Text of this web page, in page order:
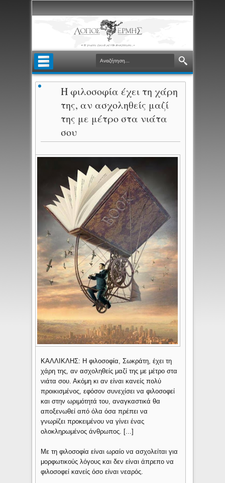
Η φιλοσοφία έχει τη χάρη
της, αν ασχοληθείς μαζί
της με μέτρο στα νιάτα
σου
ΚΑΛΛΙΚΛΗΣ: Η φιλοσοφία, Σωκράτη, έχει τη
χάρη της, αν ασχοληθείς μαζί της με μέτρο στα
νιάτα σου. Ακόμη κι αν είναι κανείς πολύ
προικισμένος, εφόσον συνεχίσει να φιλοσοφεί
και στην ωριμότητά του, αναγκαστικά θα
αποξενωθεί από όλα όσα πρέπει να
γνωρίζει προκειμένου να γίνει ένας
ολοκληρωμένος άνθρωπος. [...]
Με τη φιλοσοφία είναι ωραίο να ασχολείται για
μορφωτικούς λόγους και δεν είναι άπρεπο να
φιλοσοφεί κανείς όσο είναι νεαρός.